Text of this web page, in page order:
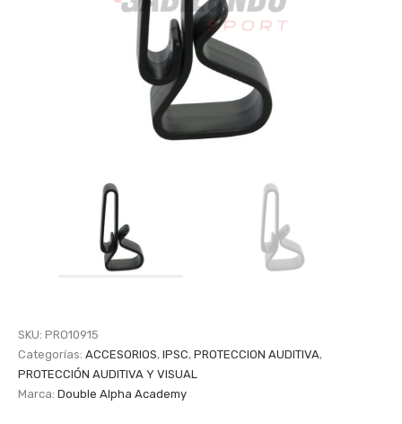
SKU: PRO10915
Categorías: ACCESORIOS, IPSC, PROTECCION AUDITIVA,
PROTECCIÓN AUDITIVA Y VISUAL
Marca: Double Alpha Academy